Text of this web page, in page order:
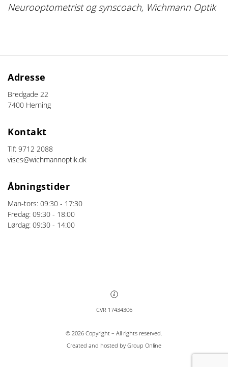
Neurooptometrist og synscoach, Wichmann Optik
Adresse
Bredgade 22
7400 Herning
Kontakt
Tlf: 9712 2088
vises@wichmannoptik.dk
Åbningstider
Man-tors: 09:30 - 17:30
Fredag: 09:30 - 18:00
Lørdag: 09:30 - 14:00
CVR 17434306
© 2026 Copyright – All rights reserved.
Created and hosted by Group Online